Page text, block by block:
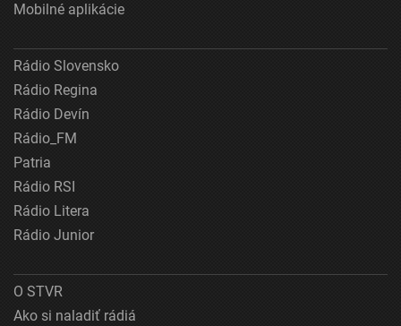
Mobilné aplikácie
Rádio Slovensko
Rádio Regina
Rádio Devín
Rádio_FM
Patria
Rádio RSI
Rádio Litera
Rádio Junior
O STVR
Ako si naladiť rádiá